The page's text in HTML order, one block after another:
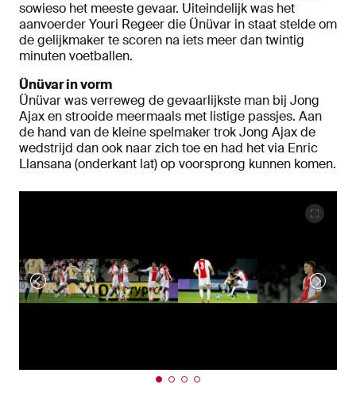
sowieso het meeste gevaar. Uiteindelijk was het
aanvoerder Youri Regeer die Ünüvar in staat stelde om
de gelijkmaker te scoren na iets meer dan twintig
minuten voetballen.
Ünüvar in vorm
Ünüvar was verreweg de gevaarlijkste man bij Jong
Ajax en strooide meermaals met listige passjes. Aan
de hand van de kleine spelmaker trok Jong Ajax de
wedstrijd dan ook naar zich toe en had het via Enric
Llansana (onderkant lat) op voorsprong kunnen komen.